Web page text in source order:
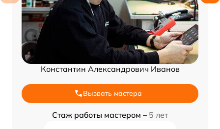
Константин Александрович Иванов
Вызвать мастера
Стаж работы мастером – 5 лет